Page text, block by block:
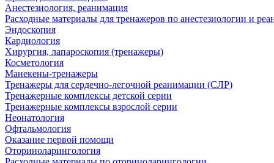
Анестезиология, реанимация
Расходные материалы для тренажеров по анестезиологии и
Эндоскопия
Кардиология
Хирургия, лапароскопия (тренажеры)
Косметология
Манекены-тренажеры
Тренажеры для сердечно-легочной реанимации (СЛР)
Тренажерные комплексы детской серии
Тренажерные комплексы взрослой серии
Неонатология
Офтальмология
Оказание первой помощи
Оториноларингология